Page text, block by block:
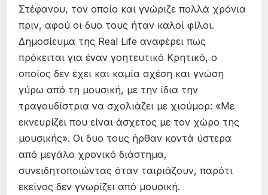
Στέφανου, τον οποίο και γνώριζε πολλά χρόνια
πριν, αφού οι δυο τους ήταν καλοί φίλοι.
Δημοσίευμα της Real Life αναφέρει πως
πρόκειται για έναν γοητευτικό Κρητικό, ο
οποίος δεν έχει και καμία σχέση και γνώση
γύρω από τη μουσική, με την ίδια την
τραγουδίστρια να σχολιάζει με χιούμορ: «Με
εκνευρίζει που είναι άσχετος με τον χώρο της
μουσικής». Οι δυο τους ήρθαν κοντά ύστερα
από μεγάλο χρονικό διάστημα,
συνειδητοποιώντας όταν ταιριάζουν, παρότι
εκείνος δεν γνωρίζει από μουσική.